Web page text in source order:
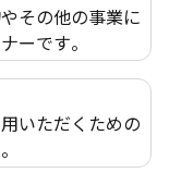
その他の事業に
ーです。
いただくための